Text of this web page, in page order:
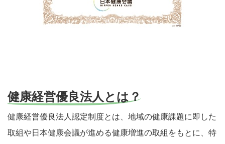
健康経営優良法人とは？
健康経営優良法人認定制度とは、地域の健康課題に即した
取組や日本健康会議が進める健康増進の取組をもとに、特